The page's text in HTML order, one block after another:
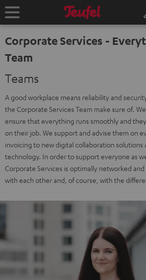
AL
Pagina
Corporate Services -
Team
Teams
A good workplace means reliability and
the Corporate Services Team make sure of.
ensure that everything runs smoothly and
on their job. We support and advise them on
invoicing to new digital collaboration solutions
technology. In order to support everyone as
Corporate Services is optimally networked
with each other and, of course, with the